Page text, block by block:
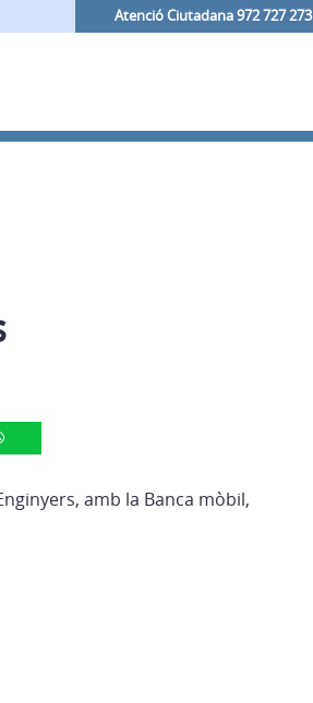
Atenció Ciutadana 972 727 273
amb la Banca mòbil,